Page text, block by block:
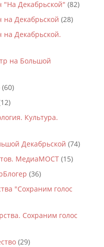
"На Декабрьской" (82)
на Декабрьской (28)
на Декабрьской.
на Большой
(60)
Культура.
Декабрьской (74)
МедиаМОСТ(15)
(36)
"Сохраним голос
Сохраним голос
(29)